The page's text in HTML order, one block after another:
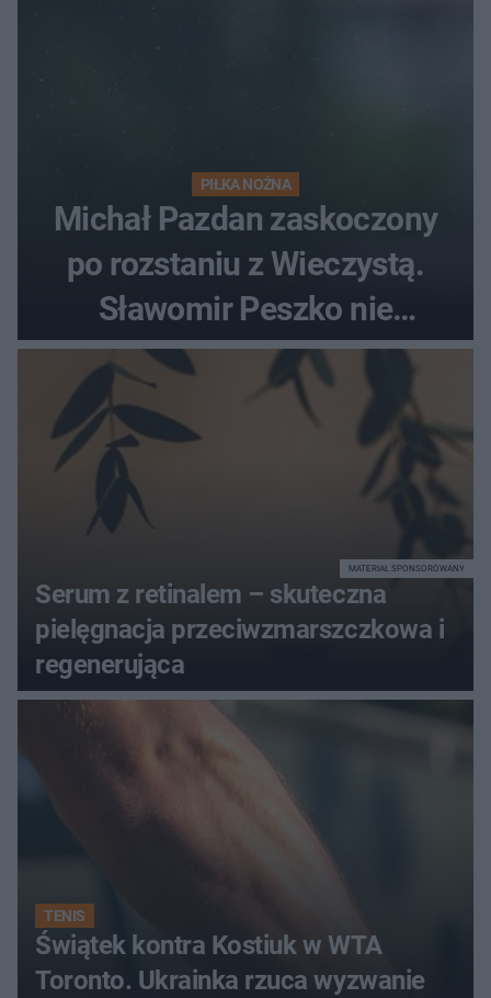
PIŁKA NOŻNA
Michał Pazdan zaskoczony
po rozstaniu z Wieczystą.
Sławomir Peszko nie
dotrzymał słowa?
Serum z retinalem – skuteczna
pielęgnacja przeciwzmarszczkowa i
regenerująca
MATERIAŁ SPONSOROWANY
TENIS
Świątek kontra Kostiuk w WTA
Toronto. Ukrainka rzuca wyzwanie